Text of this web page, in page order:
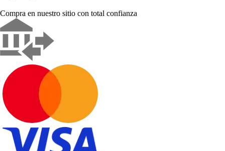
Compra en nuestro sitio con total confianza